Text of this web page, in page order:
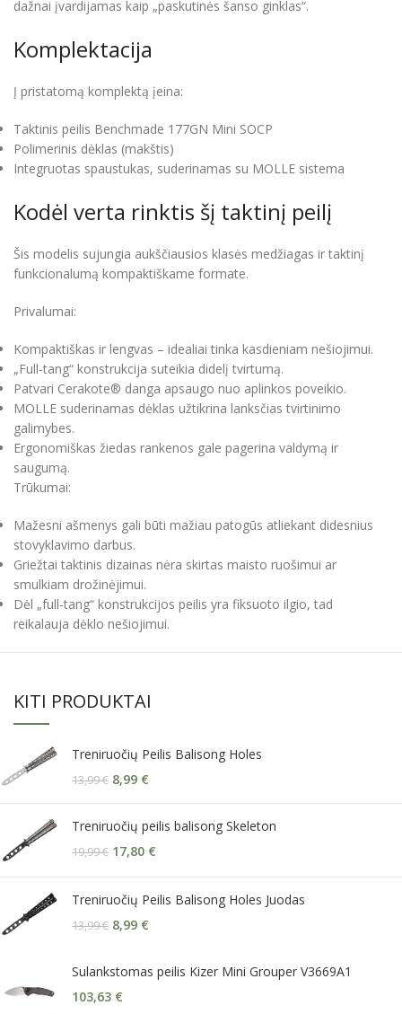
dažnai įvardijamas kaip „paskutinės šanso ginklas“.
Komplektacija
Į pristatomą komplektą įeina:
Taktinis peilis Benchmade 177GN Mini SOCP
Polimerinis dėklas (makštis)
Integruotas spaustukas, suderinamas su MOLLE sistema
Kodėl verta rinktis šį taktinį peilį
Šis modelis sujungia aukščiausios klasės medžiagas ir taktinį
funkcionalumą kompaktiškame formate.
Privalumai:
Kompaktiškas ir lengvas – idealiai tinka kasdieniam nešiojimui.
„Full-tang“ konstrukcija suteikia didelį tvirtumą.
Patvari Cerakote® danga apsaugo nuo aplinkos poveikio.
MOLLE suderinamas dėklas užtikrina lanksčias tvirtinimo
galimybes.
Ergonomiškas žiedas rankenos gale pagerina valdymą ir
saugumą.
Trūkumai:
Mažesni ašmenys gali būti mažiau patogūs atliekant didesnius
stovyklavimo darbus.
Griežtai taktinis dizainas nėra skirtas maisto ruošimui ar
smulkiam drožinėjimui.
Dėl „full-tang“ konstrukcijos peilis yra fiksuoto ilgio, tad
reikalauja dėklo nešiojimui.
KITI PRODUKTAI
Treniruočių Peilis Balisong Holes
13,99€ 8,99 €
Treniruočių peilis balisong Skeleton
19,99€ 17,80 €
Treniruočių Peilis Balisong Holes Juodas
13,99€ 8,99 €
Sulankstomas peilis Kizer Mini Grouper V3669A1
103,63 €